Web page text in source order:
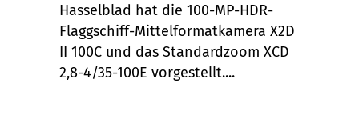
Hasselblad hat die 100-MP-HDR-
Flaggschiff-Mittelformatkamera X2D
II 100C und das Standardzoom XCD
2,8-4/35-100E vorgestellt....